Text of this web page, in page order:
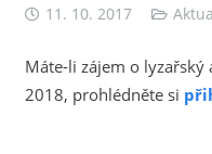
11. 10. 2017
Máte-li zájem o
2018, prohlédněte si